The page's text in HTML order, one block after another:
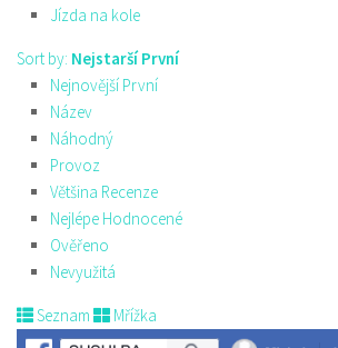
Jízda na kole
Sort by: Nejstarší První
Nejnovější První
Název
Náhodný
Provoz
Většina Recenze
Nejlépe Hodnocené
Ověřeno
Nevyužitá
Seznam Mřížka